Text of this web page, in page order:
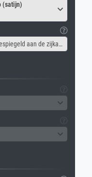
(satijn)
Canvas lijst - Afbeelding gespiegeld aan de zijkant